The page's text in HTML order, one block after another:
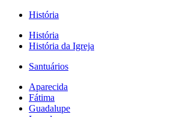
História
História
História da Igreja
Santuários
Aparecida
Fátima
Guadalupe